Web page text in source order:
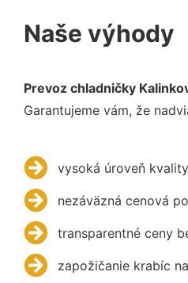
Naše výhody
Prevoz chladničky
Garantujeme vám, že
vysoká úroveň
nezáväzná cenová
transparentné ceny
zapožičanie krabíc